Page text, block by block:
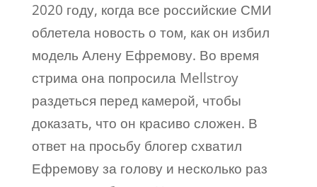
2020 году, когда все российские СМИ
облетела новость о том, как он избил
модель Алену Ефремову. Во время
стрима она попросила Mellstroy
раздеться перед камерой, чтобы
доказать, что он красиво сложен. В
ответ на просьбу блогер схватил
Ефремову за голову и несколько раз